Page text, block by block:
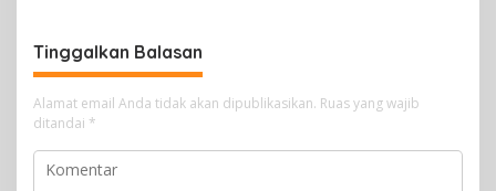
Tinggalkan Balasan
Alamat email Anda tidak akan dipublikasikan. Ruas yang wajib
ditandai *